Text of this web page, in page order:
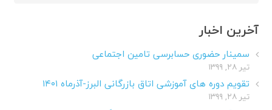
آخرین اخبار
سمینار حضوری حسابرسی تامین اجتماعی
تیر ۲۸, ۱۳۹۹
تقویم دوره های آموزشی اتاق بازرگانی البرز-آذرماه ۱۴۰۱
تیر ۲۸, ۱۳۹۹